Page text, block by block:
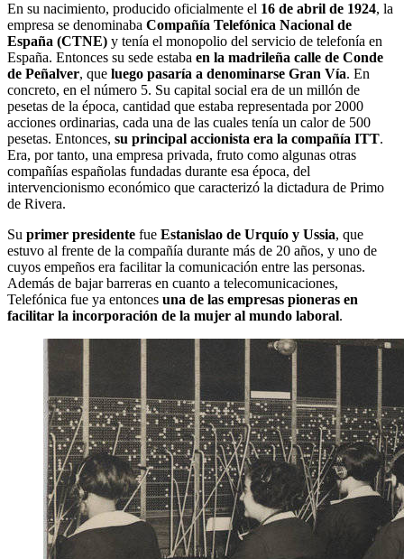
En su nacimiento, producido oficialmente el 16 de abril de 1924, la
empresa se denominaba Compañía Telefónica Nacional de
España (CTNE) y tenía el monopolio del servicio de telefonía en
España. Entonces su sede estaba en la madrileña calle de Conde
de Peñalver, que luego pasaría a denominarse Gran Vía. En
concreto, en el número 5. Su capital social era de un millón de
pesetas de la época, cantidad que estaba representada por 2000
acciones ordinarias, cada una de las cuales tenía un calor de 500
pesetas. Entonces, su principal accionista era la compañía ITT.
Era, por tanto, una empresa privada, fruto como algunas otras
compañías españolas fundadas durante esa época, del
intervencionismo económico que caracterizó la dictadura de Primo
de Rivera.
Su primer presidente fue Estanislao de Urquío y Ussia, que
estuvo al frente de la compañía durante más de 20 años, y uno de
cuyos empeños era facilitar la comunicación entre las personas.
Además de bajar barreras en cuanto a telecomunicaciones,
Telefónica fue ya entonces una de las empresas pioneras en
facilitar la incorporación de la mujer al mundo laboral.